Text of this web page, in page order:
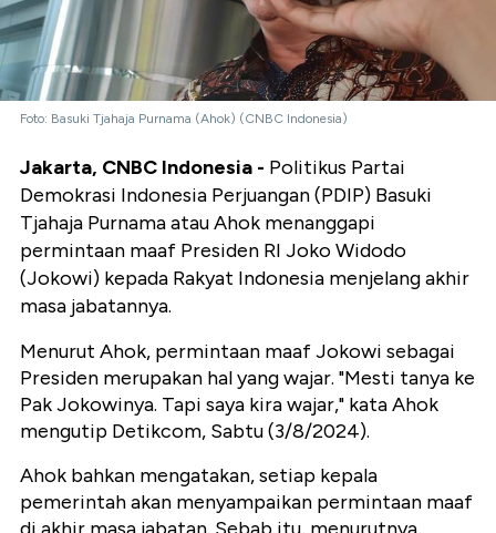
Foto: Basuki Tjahaja Purnama (Ahok) (CNBC Indonesia)
Jakarta, CNBC Indonesia - Politikus Partai
Demokrasi Indonesia Perjuangan (PDIP) Basuki
Tjahaja Purnama atau Ahok menanggapi
permintaan maaf Presiden RI Joko Widodo
(Jokowi) kepada Rakyat Indonesia menjelang akhir
masa jabatannya.
Menurut Ahok, permintaan maaf Jokowi sebagai
Presiden merupakan hal yang wajar. "Mesti tanya ke
Pak Jokowinya. Tapi saya kira wajar," kata Ahok
mengutip Detikcom, Sabtu (3/8/2024).
Ahok bahkan mengatakan, setiap kepala
pemerintah akan menyampaikan permintaan maaf